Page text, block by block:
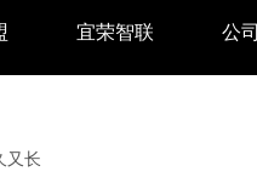
宜荣智联 公
又长